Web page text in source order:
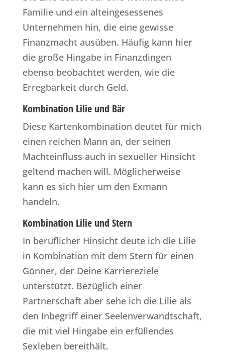
Familie und ein alteingesessenes
Unternehmen hin, die eine gewisse
Finanzmacht ausüben. Häufig kann hier
die große Hingabe in Finanzdingen
ebenso beobachtet werden, wie die
Erregbarkeit durch Geld.
Kombination Lilie und Bär
Diese Kartenkombination deutet für mich
einen reichen Mann an, der seinen
Machteinfluss auch in sexueller Hinsicht
geltend machen will. Möglicherweise
kann es sich hier um den Exmann
handeln.
Kombination Lilie und Stern
In beruflicher Hinsicht deute ich die Lilie
in Kombination mit dem Stern für einen
Gönner, der Deine Karriereziele
unterstützt. Bezüglich einer
Partnerschaft aber sehe ich die Lilie als
den Inbegriff einer Seelenverwandtschaft,
die mit viel Hingabe ein erfüllendes
Sexleben bereithält.